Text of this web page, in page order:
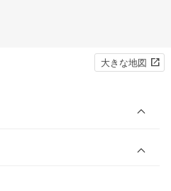
大きな地図